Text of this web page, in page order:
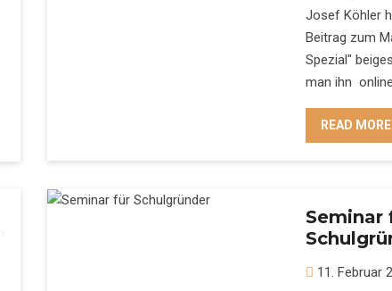
Josef Köhler
Beitrag zum
Spezial"
man ihn
READ MORE
Seminar
11. Februar